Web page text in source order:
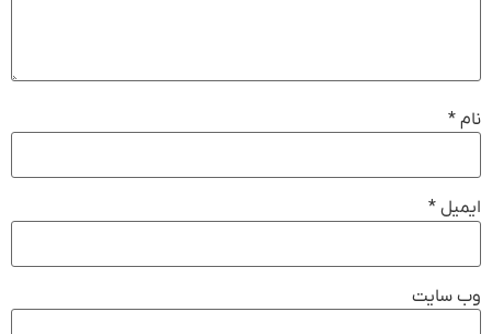
نام *
ایمیل *
وب‌ سایت